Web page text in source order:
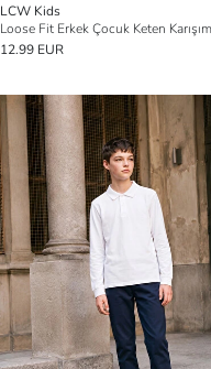
LCW Kids
12.99 EUR